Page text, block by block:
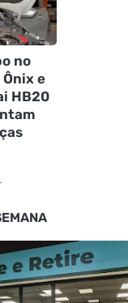
no
e
HB20